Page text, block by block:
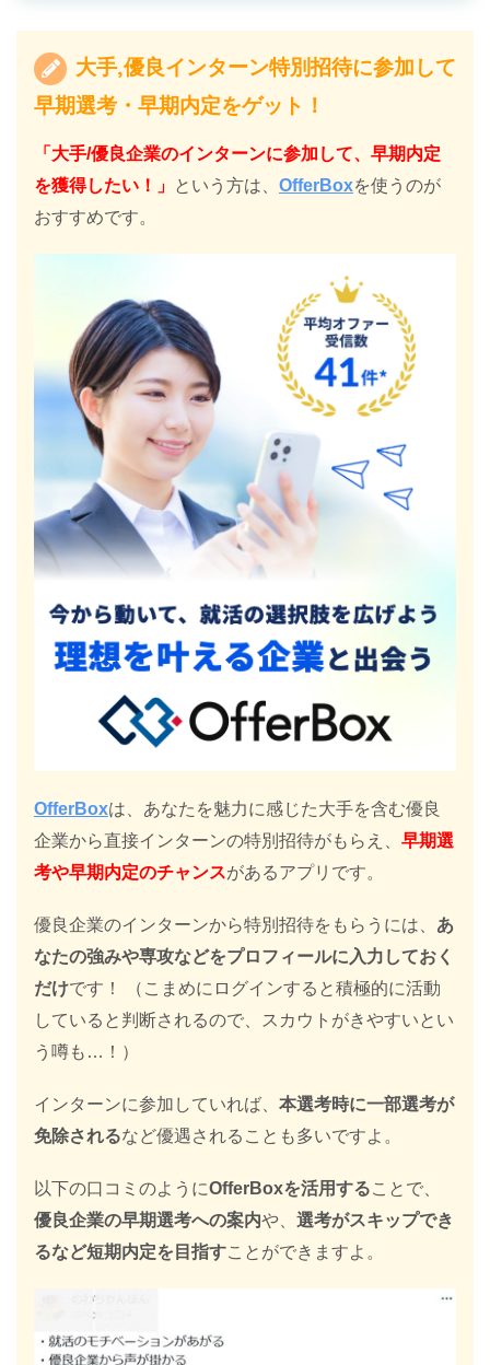
大手,優良インターン特別招待に参加して
早期選考・早期内定をゲット！
「大手/優良企業のインターンに参加して、早期内定
を獲得したい！」 という方は、 OfferBoxを使うのが
おすすめです。
OfferBoxは、あなたを魅力に感じた大手を含む優良
企業から直接インターンの特別招待がもらえ、 早期選
考や早期内定のチャンスがあるアプリです。
優良企業のインターンから特別招待をもらうには、 あ
なたの強みや専攻などをプロフィールに入力しておく
だけです！ （こまめにログインすると積極的に活動
していると判断されるので、スカウトがきやすいとい
う噂も…！）
インターンに参加していれば、 本選考時に一部選考が
免除されるなど優遇されることも多いですよ。
以下の口コミのようにOfferBoxを活用することで、
優良企業の早期選考への案内や、 選考がスキップでき
るなど短期内定を目指すことができますよ。